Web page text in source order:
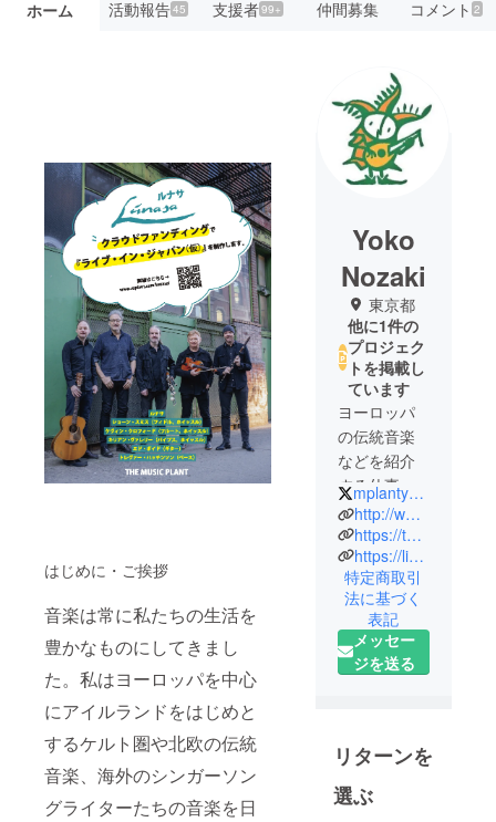
ホーム 活動報告45 支援者99+ 仲間募集 コメント2
はじめに・ご挨拶
音楽は常に私たちの生活を
豊かなものにしてきまし
た。私はヨーロッパを中心
にアイルランドをはじめと
するケルト圏や北欧の伝統
音楽、海外のシンガーソン
グライターたちの音楽を日
Yoko
Nozaki
東京都
他に1件の
プロジェク
トを掲載し
ています
ヨーロッパ
の伝統音楽
などを紹介
する仕事を
してます。
レーベル運
営、アー
ティスト招
聘、コー
ディネイト
もろもろ。
はこちら
plant.com/ab
mplantyoko
http://www.mplant.com/
https://themusicplant.blogspot.jp
https://linktr.ee/mplant
特定商取引
法に基づく
表記
メッセー
ジを送る
リターンを
選ぶ